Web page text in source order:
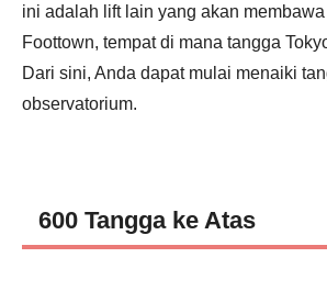
ini adalah lift lain yang akan
Foottown, tempat di mana tangga
Dari sini, Anda dapat mulai menaiki
observatorium.
600 Tangga ke Atas